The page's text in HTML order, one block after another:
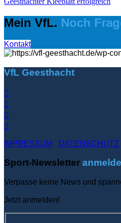
Mein VfL. Noch
Kontakt
VfL Geesthacht
IMPRESSUM DATENSCHUTZ
Sport-Newsletter
Verpasse keine News und
Jetzt anmelden!